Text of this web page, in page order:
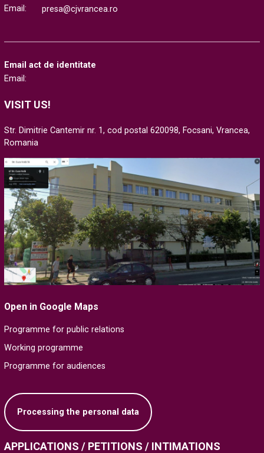
Email:
presa@cjvrancea.ro
Email act de identitate
Email:
VISIT US!
Str. Dimitrie Cantemir nr. 1, cod postal 620098, Focsani, Vrancea,
Romania
Open in Google Maps
Programme for public relations
Working programme
Programme for audiences
Processing the personal data
APPLICATIONS / PETITIONS / INTIMATIONS